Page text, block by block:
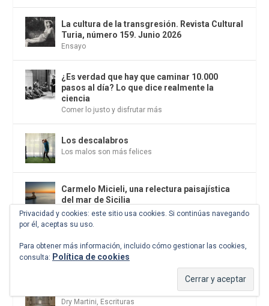
La cultura de la transgresión. Revista Cultural
Turia, número 159. Junio 2026
Ensayo
¿Es verdad que hay que caminar 10.000
pasos al día? Lo que dice realmente la
ciencia
Comer lo justo y disfrutar más
Los descalabros
Los malos son más felices
Carmelo Micieli, una relectura paisajística
del mar de Sicilia
Fotografía
Conversaciones en las calles de París
Frontera de luz
Dry Martini, Escrituras
Privacidad y cookies: este sitio usa cookies. Si continúas navegando
por él, aceptas su uso.
Para obtener más información, incluido cómo gestionar las cookies,
consulta: Política de cookies